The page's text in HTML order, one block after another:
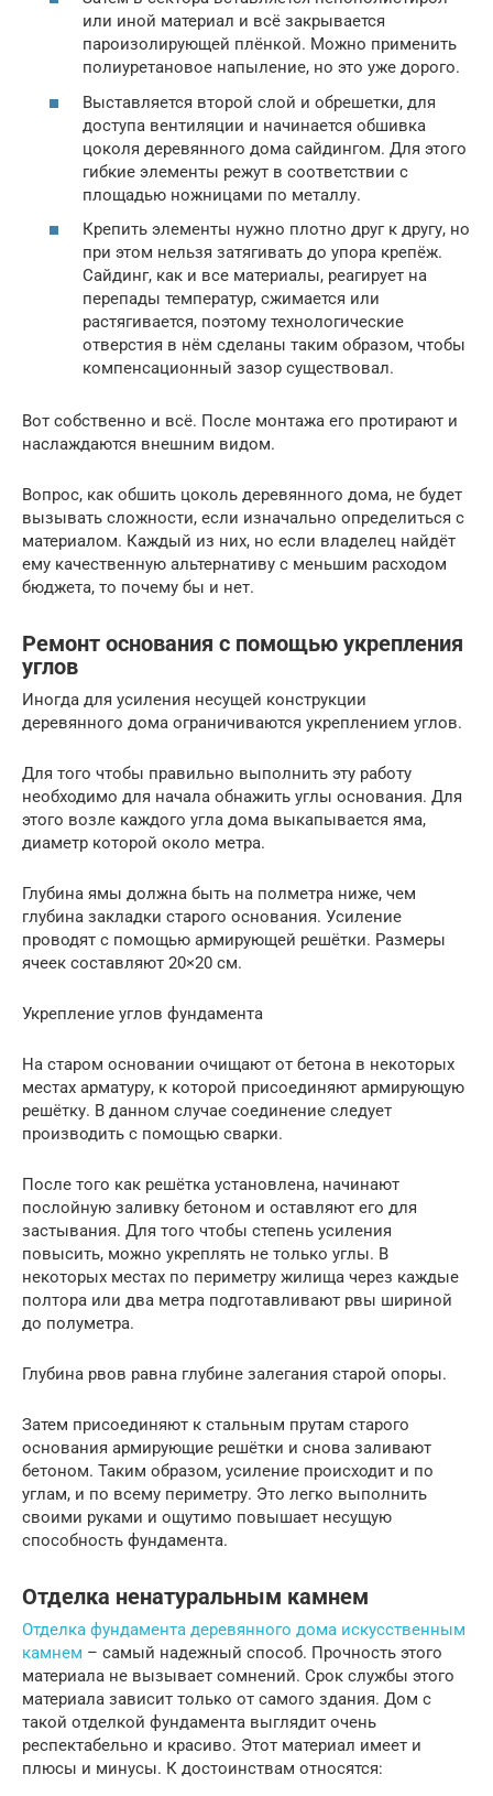
или иной материал и всё закрывается
пароизолирующей плёнкой. Можно применить
полиуретановое напыление, но это уже дорого.
Выставляется второй слой и обрешетки, для
доступа вентиляции и начинается обшивка
цоколя деревянного дома сайдингом. Для этого
гибкие элементы режут в соответствии с
площадью ножницами по металлу.
Крепить элементы нужно плотно друг к другу, но
при этом нельзя затягивать до упора крепёж.
Сайдинг, как и все материалы, реагирует на
перепады температур, сжимается или
растягивается, поэтому технологические
отверстия в нём сделаны таким образом, чтобы
компенсационный зазор существовал.
Вот собственно и всё. После монтажа его протирают и
наслаждаются внешним видом.
Вопрос, как обшить цоколь деревянного дома, не будет
вызывать сложности, если изначально определиться с
материалом. Каждый из них, но если владелец найдёт
ему качественную альтернативу с меньшим расходом
бюджета, то почему бы и нет.
Ремонт основания с помощью укрепления
углов
Иногда для усиления несущей конструкции
деревянного дома ограничиваются укреплением углов.
Для того чтобы правильно выполнить эту работу
необходимо для начала обнажить углы основания. Для
этого возле каждого угла дома выкапывается яма,
диаметр которой около метра.
Глубина ямы должна быть на полметра ниже, чем
глубина закладки старого основания. Усиление
проводят с помощью армирующей решётки. Размеры
ячеек составляют 20×20 см.
Укрепление углов фундамента
На старом основании очищают от бетона в некоторых
местах арматуру, к которой присоединяют армирующую
решётку. В данном случае соединение следует
производить с помощью сварки.
После того как решётка установлена, начинают
послойную заливку бетоном и оставляют его для
застывания. Для того чтобы степень усиления
повысить, можно укреплять не только углы. В
некоторых местах по периметру жилища через каждые
полтора или два метра подготавливают рвы шириной
до полуметра.
Глубина рвов равна глубине залегания старой опоры.
Затем присоединяют к стальным прутам старого
основания армирующие решётки и снова заливают
бетоном. Таким образом, усиление происходит и по
углам, и по всему периметру. Это легко выполнить
своими руками и ощутимо повышает несущую
способность фундамента.
Отделка ненатуральным камнем
Отделка фундамента деревянного дома искусственным
камнем – самый надежный способ. Прочность этого
материала не вызывает сомнений. Срок службы этого
материала зависит только от самого здания. Дом с
такой отделкой фундамента выглядит очень
респектабельно и красиво. Этот материал имеет и
плюсы и минусы. К достоинствам относятся: